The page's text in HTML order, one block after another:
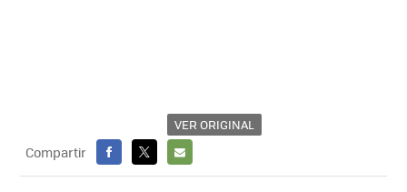
VER ORIGINAL
Compartir
FACEBOOK
X
E-